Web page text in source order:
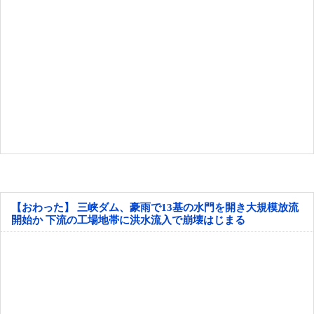
【おわった】 三峡ダム、豪雨で13基の水門を開き大規模放流
開始か 下流の工場地帯に洪水流入で崩壊はじまる